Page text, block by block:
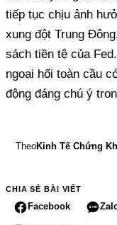
tiếp tục chịu ảnh
xung đột Trung
sách tiền tệ của
ngoại hối toàn cầu
động đáng chú ý
TheoKinh Tế Chứng
CHIA SẺ BÀI VIẾT
Facebook